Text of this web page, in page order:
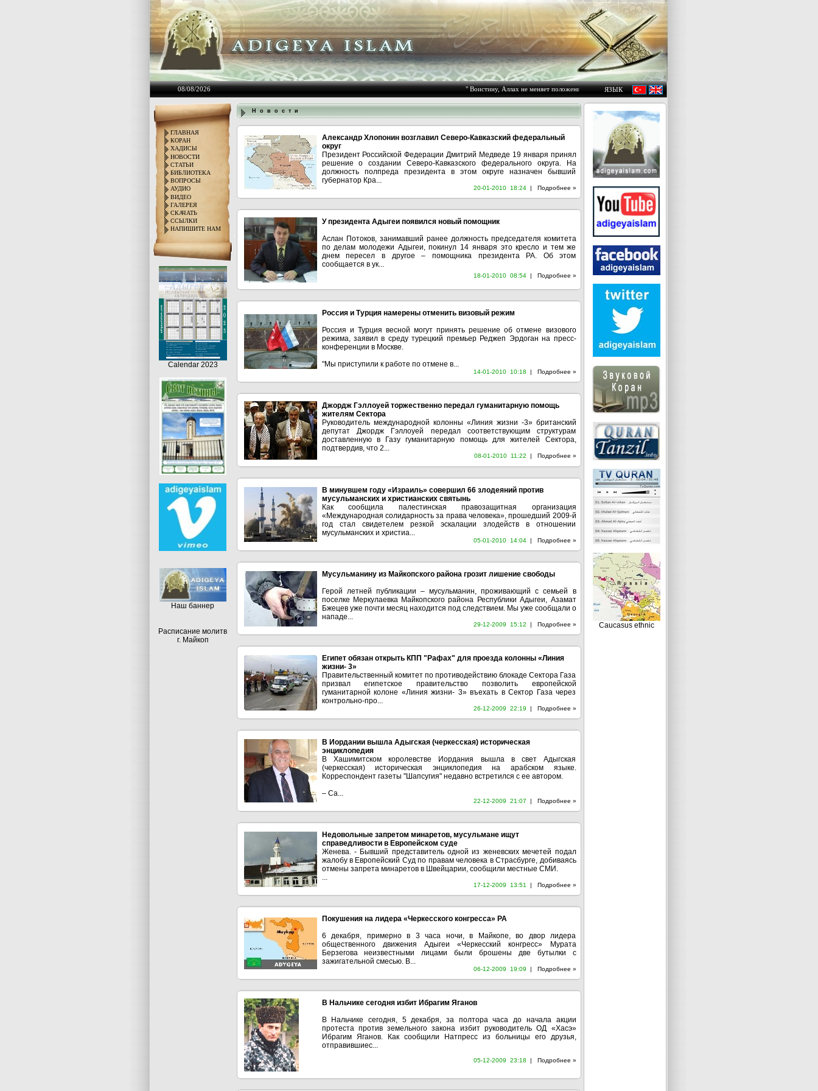
08/08/2026 " Воистину, Аллах не меняет положения людей, пока они не изменят самих себя " «Гром:11»
ЯЗЫК
ГЛАВНАЯ
КОРАН
ХАДИСЫ
НОВОСТИ
СТАТЬИ
БИБЛИОТЕКА
ВОПРОСЫ
АУДИО
ВИДЕО
ГАЛЕРЕЯ
СКАЧАТЬ
ССЫЛКИ
НАПИШИТЕ НАМ
Calendar 2023
Hаш баннер
Расписание молитв
г. Майкоп
Н о в о с т и
Александр Хлопонин возглавил Северо-Кавказский федеральный
округ
Президент Российской Федерации Дмитрий Медведе 19 января принял
решение о создании Северо-Кавказского федерального округа. На
должность полпреда президента в этом округе назначен бывший
губернатор Кра...
20-01-2010 18:24| Подробнее »
У президента Адыгеи появился новый помощник
Аслан Потоков, занимавший ранее должность председателя комитета
по делам молодежи Адыгеи, покинул 14 января это кресло и тем же
днем пересел в другое – помощника президента РА. Об этом
сообщается в ук...
18-01-2010 08:54| Подробнее »
Россия и Турция намерены отменить визовый режим
Россия и Турция весной могут принять решение об отмене визового
режима, заявил в среду турецкий премьер Реджеп Эрдоган на пресс-
конференции в Москве.
"Мы приступили к работе по отмене в...
14-01-2010 10:18 | Подробнее »
Джордж Гэллоуей торжественно передал гуманитарную помощь
жителям Сектора
Руководитель международной колонны «Линия жизни -3» британский
депутат Джордж Гэллоуей передал соответствующим структурам
доставленную в Газу гуманитарную помощь для жителей Сектора,
подтвердив, что 2...
08-01-2010 11:22 | Подробнее »
В минувшем году «Израиль» совершил 66 злодеяний против
мусульманских и христианских святынь
Как сообщила палестинская правозащитная организация
«Международная солидарность за права человека», прошедший 2009-й
год стал свидетелем резкой эскалации злодейств в отношении
мусульманских и христиа...
05-01-2010 14:04| Подробнее »
Мусульманину из Майкопского района грозит лишение свободы
Герой летней публикации – мусульманин, проживающий с семьей в
поселке Меркулаевка Майкопского района Республики Адыгеи, Азамат
Бжецев уже почти месяц находится под следствием. Мы уже сообщали о
нападе...
29-12-2009 15:12 | Подробнее »
Египет обязан открыть КПП "Рафах" для проезда колонны «Линия
жизни- 3»
Правительственный комитет по противодействию блокаде Сектора Газа
призвал египетское правительство позволить европейской
гуманитарной колоне «Линия жизни- 3» въехать в Сектор Газа через
контрольно-про...
26-12-2009 22:19 | Подробнее »
В Иордании вышла Адыгская (черкесская) историческая
энциклопедия
В Хашимитском королевстве Иордания вышла в свет Адыгская
(черкесская) историческая энциклопедия на арабском языке.
Корреспондент газеты "Шапсугия" недавно встретился с ее автором.
– Са...
22-12-2009 21:07 | Подробнее »
Недовольные запретом минаретов, мусульмане ищут
справедливости в Европейском суде
Женева. - Бывший представитель одной из женевских мечетей подал
жалобу в Европейский Суд по правам человека в Страсбурге, добиваясь
отмены запрета минаретов в Швейцарии, сообщили местные СМИ.
...
17-12-2009 13:51 | Подробнее »
Покушения на лидера «Черкесского конгресса» РА
6 декабря, примерно в 3 часа ночи, в Майкопе, во двор лидера
общественного движения Адыгеи «Черкесский конгресс» Мурата
Берзегова неизвестными лицами были брошены две бутылки с
зажигательной смесью. В...
06-12-2009 19:09 | Подробнее »
В Нальчике сегодня избит Ибрагим Яганов
В Нальчике сегодня, 5 декабря, за полтора часа до начала акции
протеста против земельного закона избит руководитель ОД «Хасэ»
Ибрагим Яганов. Как сообщили Натпресс из больницы его друзья,
отправившиес...
05-12-2009 23:18 | Подробнее »
Caucasus ethnic